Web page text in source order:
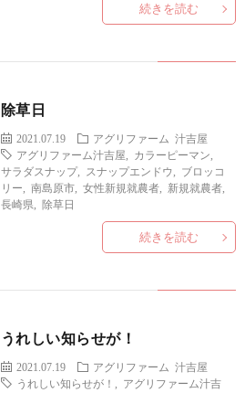
合
続きを読む
除草日
2021.07.19 アグリファーム
汁吉屋
アグリファーム汁吉屋
カラーピーマン
サラダスナップ, スナップエンドウ
ブロッコ
リー
南島原市, 女性新規就農者, 新規就農者,
長崎県
除草日
続きを読む
うれしい知らせが！
2021.07.19 アグリファーム
汁吉屋
うれしい知らせが！
アグリファーム汁吉